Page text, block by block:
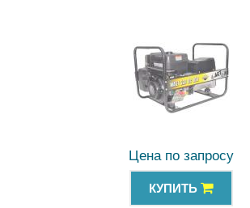
Цена по запросу
КУПИТЬ